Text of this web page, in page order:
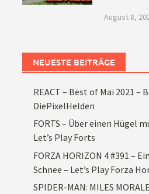
August 8,
NEUESTE BEITRÄGE
REACT – Best of Mai 2021 –
DiePixelHelden
FORTS – Über einen Hügel
Let’s Play Forts
FORZA HORIZON 4 #391 –
Schnee – Let’s Play Forza
SPIDER-MAN: MILES